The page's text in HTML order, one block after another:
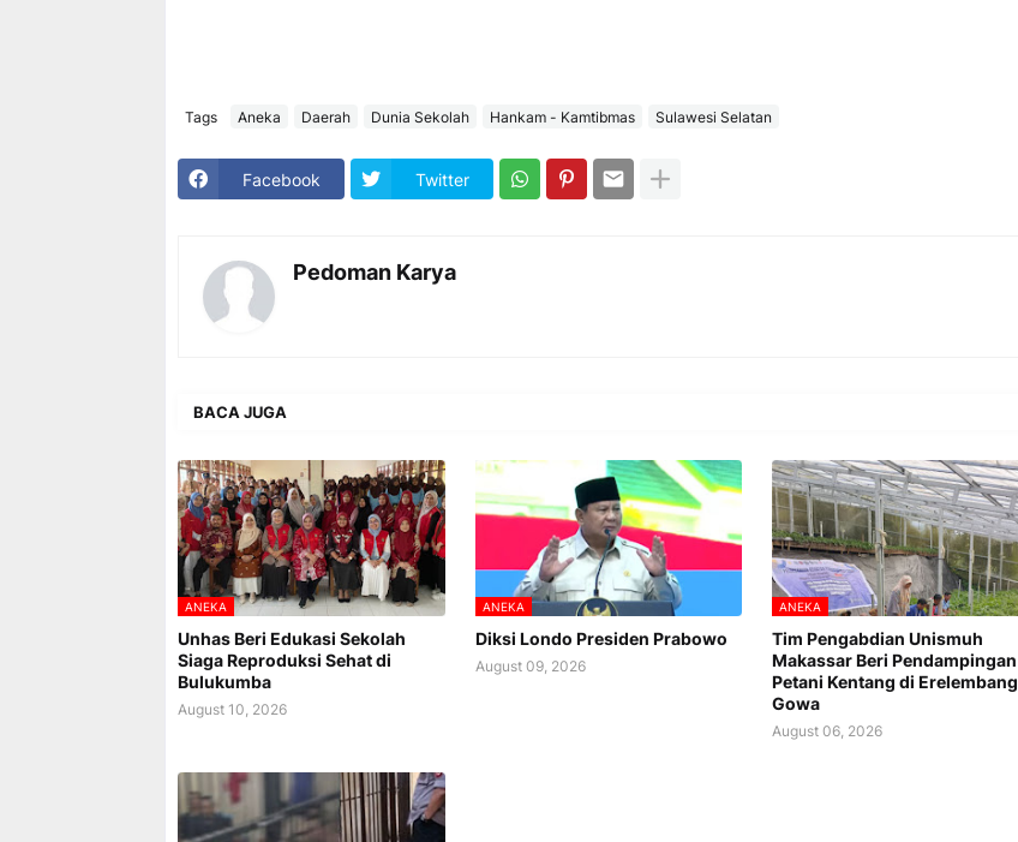
Tags Aneka Daerah Dunia Sekolah Hankam - Kamtibmas Sulawesi Selatan
Facebook Twitter
Pedoman Karya
BACA JUGA
ANEKA
Unhas Beri Edukasi Sekolah
Siaga Reproduksi Sehat di
Bulukumba
August 10, 2026
ANEKA
Diksi Londo Presiden Prabowo
August 09, 2026
ANEKA
Tim Pengabdian Unismuh
Makassar Beri Pendampingan
Petani Kentang di Erelembang
Gowa
August 06, 2026